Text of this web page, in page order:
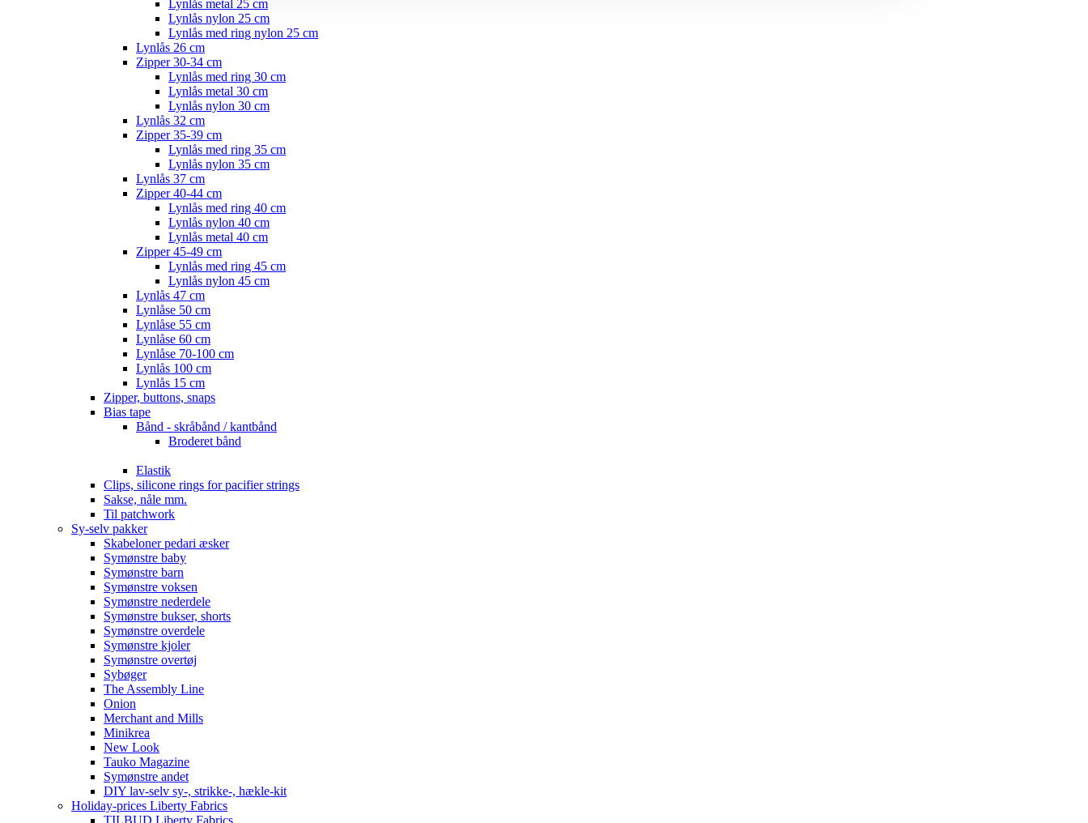
Lynlås metal 25 cm
Lynlås nylon 25 cm
Lynlås med ring nylon 25 cm
Lynlås 26 cm
Zipper 30-34 cm
Lynlås med ring 30 cm
Lynlås metal 30 cm
Lynlås nylon 30 cm
Lynlås 32 cm
Zipper 35-39 cm
Lynlås med ring 35 cm
Lynlås nylon 35 cm
Lynlås 37 cm
Zipper 40-44 cm
Lynlås med ring 40 cm
Lynlås nylon 40 cm
Lynlås metal 40 cm
Zipper 45-49 cm
Lynlås med ring 45 cm
Lynlås nylon 45 cm
Lynlås 47 cm
Lynlåse 50 cm
Lynlåse 55 cm
Lynlåse 60 cm
Lynlåse 70-100 cm
Lynlås 100 cm
Lynlås 15 cm
Zipper, buttons, snaps
Bias tape
Bånd - skråbånd / kantbånd
Broderet bånd
Elastik
Clips, silicone rings for pacifier strings
Sakse, nåle mm.
Til patchwork
Sy-selv pakker
Skabeloner pedari æsker
Symønstre baby
Symønstre barn
Symønstre voksen
Symønstre nederdele
Symønstre bukser, shorts
Symønstre overdele
Symønstre kjoler
Symønstre overtøj
Sybøger
The Assembly Line
Onion
Merchant and Mills
Minikrea
New Look
Tauko Magazine
Symønstre andet
DIY lav-selv sy-, strikke-, hækle-kit
Holiday-prices Liberty Fabrics
TILBUD Liberty Fabrics